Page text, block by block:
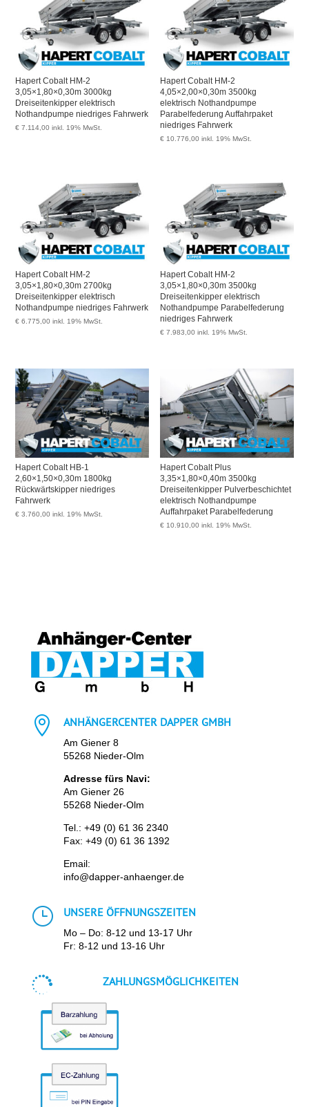
Hapert Cobalt HM-2
3,05×1,80×0,30m 3000kg
Dreiseitenkipper elektrisch
Nothandpumpe niedriges Fahrwerk
€ 7.114,00 inkl. 19% MwSt.
Hapert Cobalt HM-2
4,05×2,00×0,30m 3500kg
elektrisch Nothandpumpe
Parabelfederung Auffahrpaket
niedriges Fahrwerk
€ 10.776,00 inkl. 19% MwSt.
Hapert Cobalt HM-2
3,05×1,80×0,30m 2700kg
Dreiseitenkipper elektrisch
Nothandpumpe niedriges Fahrwerk
€ 6.775,00 inkl. 19% MwSt.
Hapert Cobalt HM-2
3,05×1,80×0,30m 3500kg
Dreiseitenkipper elektrisch
Nothandpumpe Parabelfederung
niedriges Fahrwerk
€ 7.983,00 inkl. 19% MwSt.
Hapert Cobalt HB-1
2,60×1,50×0,30m 1800kg
Rückwärtskipper niedriges
Fahrwerk
€ 3.760,00 inkl. 19% MwSt.
Hapert Cobalt Plus
3,35×1,80×0,40m 3500kg
Dreiseitenkipper Pulverbeschichtet
elektrisch Nothandpumpe
Auffahrpaket Parabelfederung
€ 10.910,00 inkl. 19% MwSt.
 ANHÄNGERCENTER DAPPER GMBH
Am Giener 8
55268 Nieder-Olm
Adresse fürs Navi:
Am Giener 26
55268 Nieder-Olm
Tel.: +49 (0) 61 36 2340
Fax: +49 (0) 61 36 1392
Email:
info@dapper-anhaenger.de
} UNSERE ÖFFNUNGSZEITEN
Mo – Do: 8-12 und 13-17 Uhr
Fr: 8-12 und 13-16 Uhr
 ZAHLUNGSMÖGLICHKEITEN